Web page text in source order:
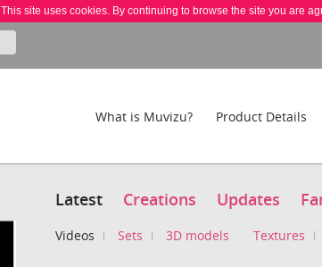
This site uses cookies. By continuing to browse the site you are
What is Muvizu? Product Details
Latest Creations Updates
Videos Sets 3D models Textures